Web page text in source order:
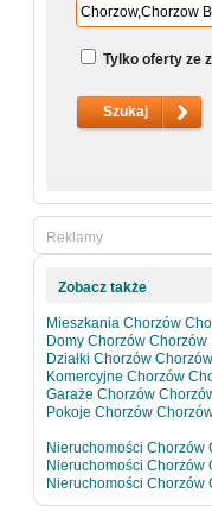
Tylko oferty ze
Reklamy
Zobacz także
Mieszkania Chorzów
Domy Chorzów Chorzów
Działki Chorzów
Komercyjne Chorzów
Garaże Chorzów
Pokoje Chorzów
Nieruchomości Chorzów
Nieruchomości Chorzów
Nieruchomości Chorzów